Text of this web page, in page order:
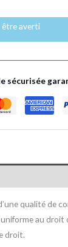
être averti
sécurisée
qualité de
au droit
droit.